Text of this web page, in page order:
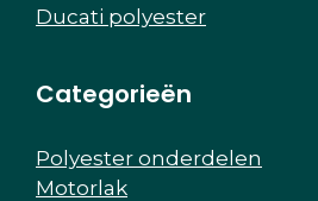
Ducati polyester
Categorieën
Polyester onderdelen
Motorlak